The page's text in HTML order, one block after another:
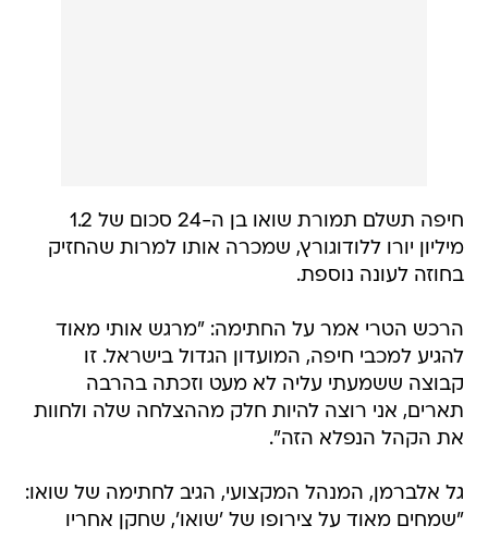
חיפה תשלם תמורת שואו בן ה-24 סכום של 1.2
מיליון יורו ללודוגורץ, שמכרה אותו למרות שהחזיק
בחוזה לעונה נוספת.
הרכש הטרי אמר על החתימה: "מרגש אותי מאוד
להגיע למכבי חיפה, המועדון הגדול בישראל. זו
קבוצה ששמעתי עליה לא מעט וזכתה בהרבה
תארים, אני רוצה להיות חלק מההצלחה שלה ולחוות
את הקהל הנפלא הזה".
גל אלברמן, המנהל המקצועי, הגיב לחתימה של שואו:
"שמחים מאוד על צירופו של 'שואו', שחקן אחריו